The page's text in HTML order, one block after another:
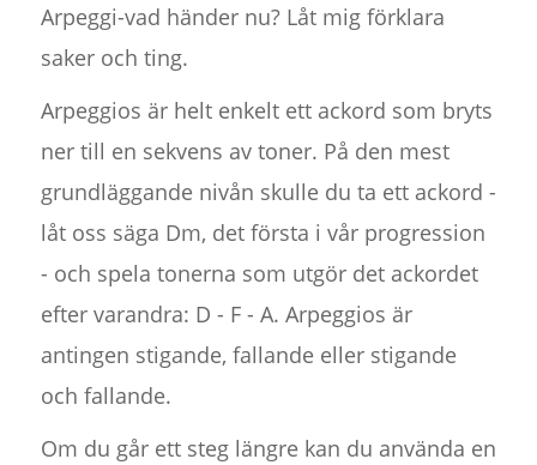
Arpeggi-vad händer nu? Låt mig förklara
saker och ting.
Arpeggios är helt enkelt ett ackord som bryts
ner till en sekvens av toner. På den mest
grundläggande nivån skulle du ta ett ackord -
låt oss säga Dm, det första i vår progression
- och spela tonerna som utgör det ackordet
efter varandra: D - F - A. Arpeggios är
antingen stigande, fallande eller stigande
och fallande.
Om du går ett steg längre kan du använda en